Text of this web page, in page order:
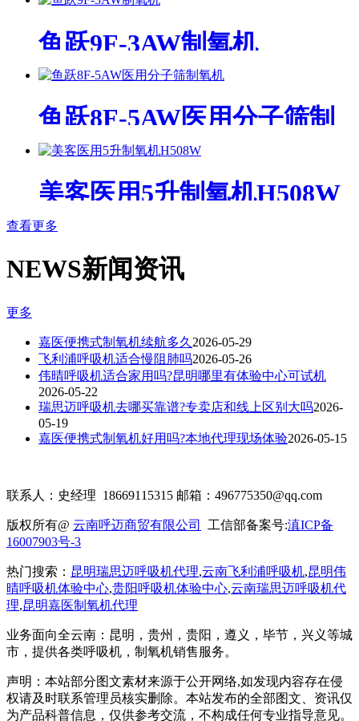
鱼跃9F-3AW制氧机
鱼跃8F-5AW医用分子筛制
氧机
美客医用5升制氧机H508W
查看更多
NEWS新闻资讯
更多
嘉医便携式制氧机续航多久 2026-05-29
飞利浦呼吸机适合慢阻肺吗2026-05-26
伟晴呼吸机适合家用吗?昆明哪里有体验中心可试机
2026-05-22
瑞思迈呼吸机去哪买靠谱?专卖店和线上区别大吗2026-
05-19
嘉医便携式制氧机好用吗?本地代理现场体验2026-05-15
联系人：史经理 18669115315 邮箱：496775350@qq.com
版权所有@ 云南呼迈商贸有限公司 工信部备案号:滇ICP备
16007903号-3
热门搜索： 昆明瑞思迈呼吸机代理,云南飞利浦呼吸机,昆明伟
晴呼吸机体验中心,贵阳呼吸机体验中心,云南瑞思迈呼吸机代
理,昆明嘉医制氧机代理
业务面向全云南：昆明 ，贵州，贵阳，遵义，毕节，兴义等城
市，提供各类呼吸机，制氧机销售服务。
声明：本站部分图文素材来源于公开网络,如发现内容存在侵
权请及时联系管理员核实删除。本站发布的全部图文、资讯仅
为产品科普信息，仅供参考交流，不构成任何专业指导意见。